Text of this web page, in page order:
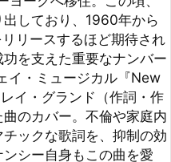
・グランド（作詞・作
カバー。不倫や家庭内
クな歌詞を、抑制の効
ー自身もこの曲を愛
も多い曲の一つとなっ
いう問いかけから始ま
気した夫の不実を、